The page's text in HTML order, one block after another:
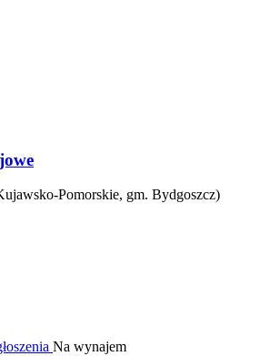
Pomorskie, gm. Bydgoszcz)
Na wynajem